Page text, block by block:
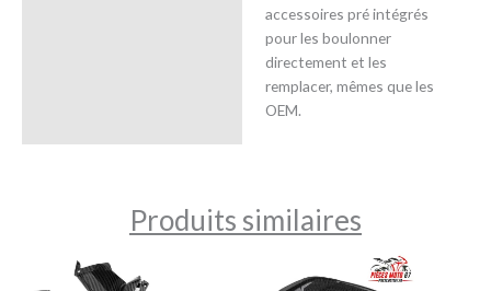
accessoires pré intégrés
pour les boulonner
directement et les
remplacer, mêmes que les
OEM.
Produits similaires